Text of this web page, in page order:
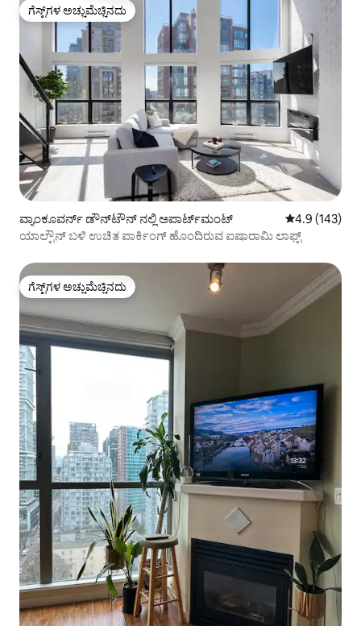
ಗೆಸ್ಟ್‌ಗಳ ಅಚ್ಚುಮೆಚ್ಚಿನದು
ಗೆಸ್ಟ್‌ಗಳ ಅಚ್ಚುಮೆಚ್ಚಿನದು
ವ್ಯಾಂಕೂವರ್ನ್ ಡೌನ್‌ಟೌನ್ ನಲ್ಲಿ ಅಪಾರ್ಟ್‌ಮಂಟ್ 5 ರಲ್ಲಿ 4.9
4.9 (143)
ಯಾಲ್ಟೌನ್ ಬಳಿ ಉಚಿತ ಪಾರ್ಕಿಂಗ್ ಹೊಂದಿರುವ ಐಷಾರಾಮಿ ಲಾಫ್ಟ್
ಗೆಸ್ಟ್‌ಗಳ ಅಚ್ಚುಮೆಚ್ಚಿನದು
ಗೆಸ್ಟ್‌ಗಳ ಅಚ್ಚುಮೆಚ್ಚಿನದು